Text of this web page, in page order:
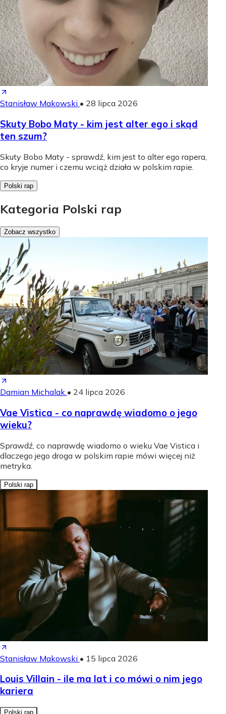
Stanisław Makowski • 28 lipca 2026
Skuty Bobo Maty - kim jest alter ego i skąd
ten szum?
Skuty Bobo Maty - sprawdź, kim jest to alter ego rapera,
co kryje numer i czemu wciąż działa w polskim rapie.
Polski rap
Kategoria Polski rap
Zobacz wszystko
Damian Michalak • 24 lipca 2026
Vae Vistica - co naprawdę wiadomo o jego
wieku?
Sprawdź, co naprawdę wiadomo o wieku Vae Vistica i
dlaczego jego droga w polskim rapie mówi więcej niż
metryka.
Polski rap
Stanisław Makowski • 15 lipca 2026
Louis Villain - ile ma lat i co mówi o nim jego
kariera
Polski rap